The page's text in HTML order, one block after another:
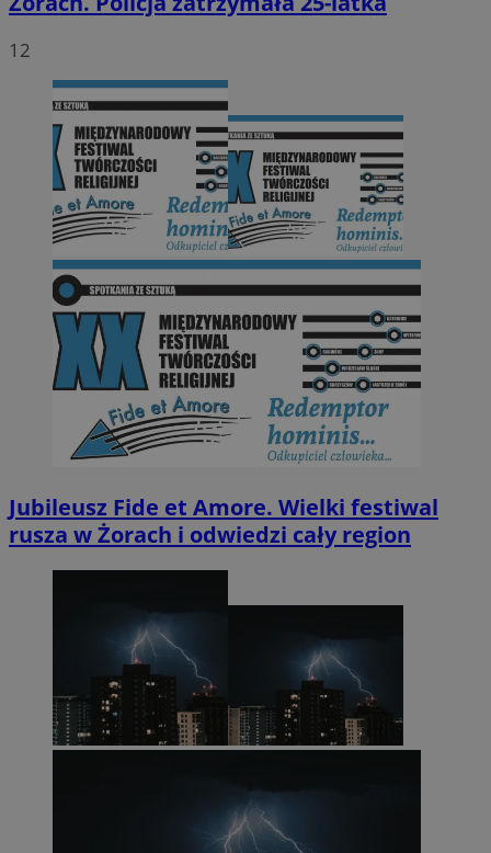
12
Jubileusz Fide et Amore. Wielki festiwal
rusza w Żorach i odwiedzi cały region